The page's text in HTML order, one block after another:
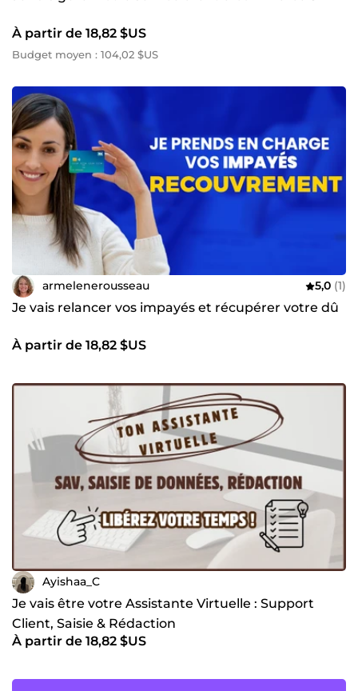
À partir de 18,82 $US
Budget moyen : 104,02 $US
armelenerousseau 5,0 (1)
Je vais relancer vos impayés et récupérer votre dû
À partir de 18,82 $US
Ayishaa_C
Je vais être votre Assistante Virtuelle : Support
Client, Saisie & Rédaction
À partir de 18,82 $US